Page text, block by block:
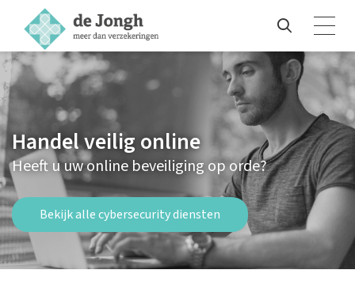
Handel veilig online
Heeft u uw online beveiliging op orde?
Bekijk alle cybersecurity diensten